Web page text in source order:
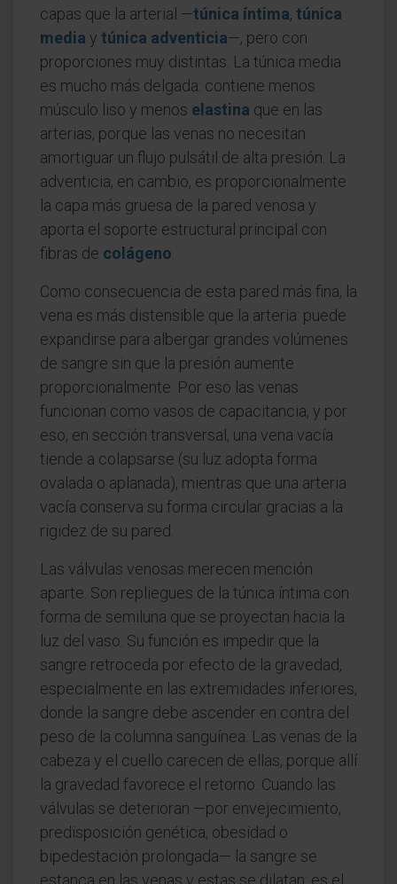
capas que la arterial —túnica íntima, túnica
media y túnica adventicia—, pero con
proporciones muy distintas. La túnica media
es mucho más delgada: contiene menos
músculo liso y menos elastina que en las
arterias, porque las venas no necesitan
amortiguar un flujo pulsátil de alta presión. La
adventicia, en cambio, es proporcionalmente
la capa más gruesa de la pared venosa y
aporta el soporte estructural principal con
fibras de colágeno
Como consecuencia de esta pared más fina, la
vena es más distensible que la arteria: puede
expandirse para albergar grandes volúmenes
de sangre sin que la presión aumente
proporcionalmente. Por eso las venas
funcionan como vasos de capacitancia, y por
eso, en sección transversal, una vena vacía
tiende a colapsarse (su luz adopta forma
ovalada o aplanada), mientras que una arteria
vacía conserva su forma circular gracias a la
rigidez de su pared.
Las válvulas venosas merecen mención
aparte. Son repliegues de la túnica íntima con
forma de semiluna que se proyectan hacia la
luz del vaso. Su función es impedir que la
sangre retroceda por efecto de la gravedad,
especialmente en las extremidades inferiores,
donde la sangre debe ascender en contra del
peso de la columna sanguínea. Las venas de la
cabeza y el cuello carecen de ellas, porque allí
la gravedad favorece el retorno. Cuando las
válvulas se deterioran —por envejecimiento,
predisposición genética, obesidad o
bipedestación prolongada— la sangre se
estanca en las venas y estas se dilatan: es el